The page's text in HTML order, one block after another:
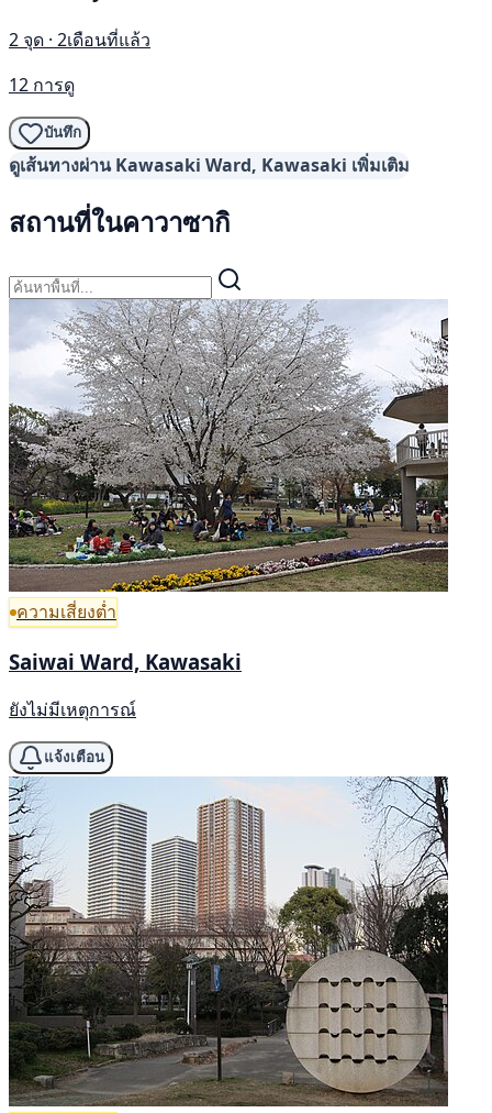
2 จุด · 2เดือนที่แล้ว
12 การดู
บันทึก
ดูเส้นทางผ่าน Kawasaki Ward, Kawasaki เพิ่มเติม
สถานที่ในคาวาซากิ
ความเสี่ยงต่ำ
Saiwai Ward, Kawasaki
ยังไม่มีเหตุการณ์
แจ้งเตือน